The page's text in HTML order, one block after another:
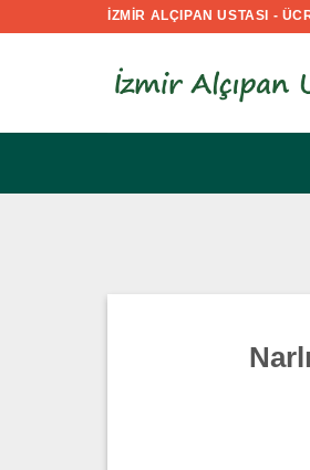
İZMİR ALÇIPAN USTASI -